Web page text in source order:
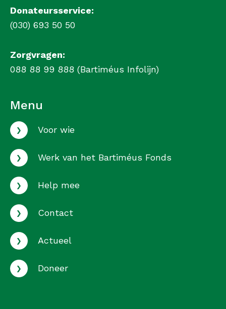
Donateursservice:
(030) 693 50 50
Zorgvragen:
088 88 99 888 (Bartiméus Infolijn)
Menu
› Voor wie
› Werk van het Bartiméus Fonds
› Help mee
› Contact
› Actueel
› Doneer